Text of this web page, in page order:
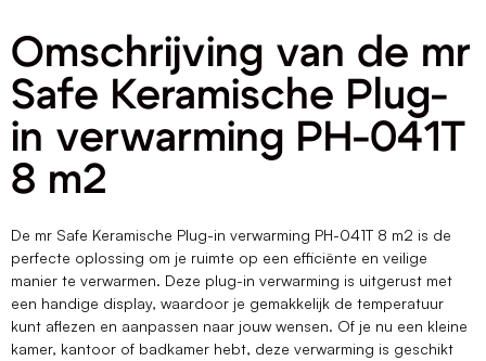
Omschrijving van de mr
Safe Keramische Plug-
in verwarming PH-041T
8 m2
De mr Safe Keramische Plug-in verwarming PH-041T 8 m2 is de
perfecte oplossing om je ruimte op een efficiënte en veilige
manier te verwarmen. Deze plug-in verwarming is uitgerust met
een handige display, waardoor je gemakkelijk de temperatuur
kunt aflezen en aanpassen naar jouw wensen. Of je nu een kleine
kamer, kantoor of badkamer hebt, deze verwarming is geschikt